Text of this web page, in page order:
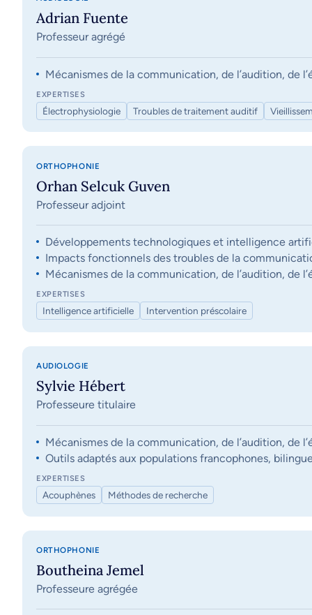
Adrian Fuente
Professeur agrégé
Mécanismes de la communication, de l’audition, de
EXPERTISES
Électrophysiologie Troubles de traitement auditif
ORTHOPHONIE
Orhan Selcuk Guven
Professeur adjoint
Développements technologiques et intelligence
Impacts fonctionnels des troubles de la
Mécanismes de la communication, de l’audition, de
EXPERTISES
Intelligence artificielle Intervention préscolaire
AUDIOLOGIE
Sylvie Hébert
Professeure titulaire
Mécanismes de la communication, de l’audition, de
Outils adaptés aux populations francophones,
EXPERTISES
Acouphènes Méthodes de recherche
ORTHOPHONIE
Boutheina Jemel
Professeure agrégée